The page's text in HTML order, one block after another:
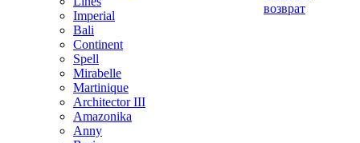
Imperial
Bali
Continent
Spell
Mirabelle
Martinique
Architector III
Amazonika
Anny
возврат